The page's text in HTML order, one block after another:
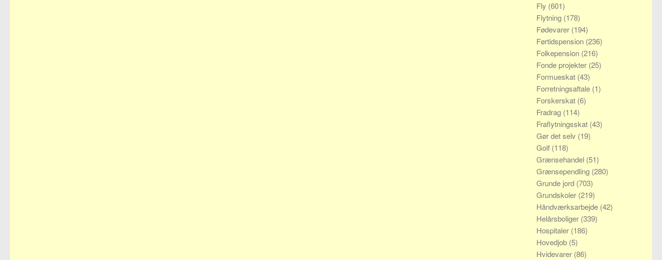
Fly (601)
Flytning (178)
Fødevarer (194)
Førtidspension (236)
Folkepension (216)
Fonde projekter (25)
Formueskat (43)
Forretningsaftale (1)
Forskerskat (6)
Fradrag (114)
Fraflytningsskat (43)
Gør det selv (19)
Golf (118)
Grænsehandel (51)
Grænsependling (280)
Grunde jord (703)
Grundskoler (219)
Håndværksarbejde (42)
Helårsboliger (339)
Hospitaler (186)
Hovedjob (5)
Hvidevarer (86)